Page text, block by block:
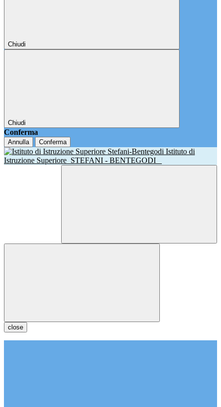
Chiudi
Chiudi
Conferma
Annulla Conferma
Istituto di
Istruzione Superiore STEFANI - BENTEGODI
close